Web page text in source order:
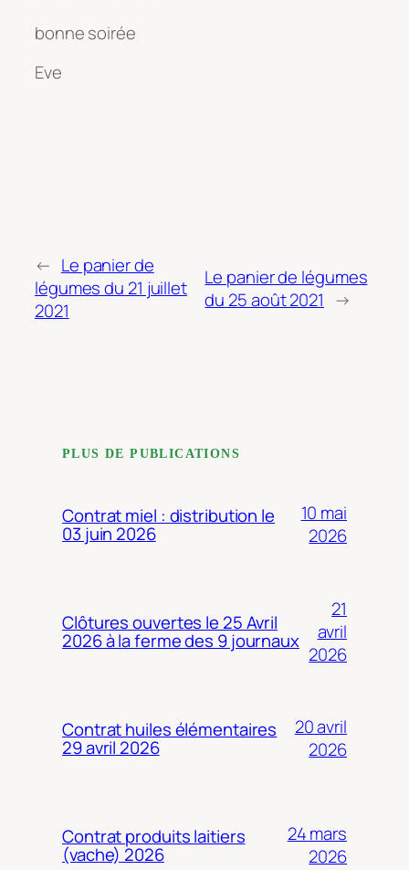
bonne soirée
Eve
← Le panier de
légumes du 21 juillet
2021
Le panier de légumes
du 25 août 2021 →
PLUS DE PUBLICATIONS
Contrat miel : distribution le
03 juin 2026
10 mai
2026
Clôtures ouvertes le 25 Avril
2026 à la ferme des 9 journaux
21
avril
2026
Contrat huiles élémentaires
29 avril 2026
20 avril
2026
Contrat produits laitiers
(vache) 2026
24 mars
2026